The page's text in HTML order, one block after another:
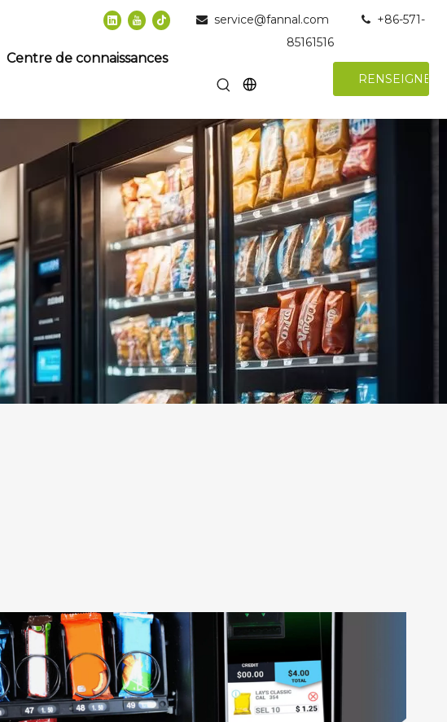
Centre de connaissances
 service@fannal.com +86-571-
85161516
RENSEIGNER